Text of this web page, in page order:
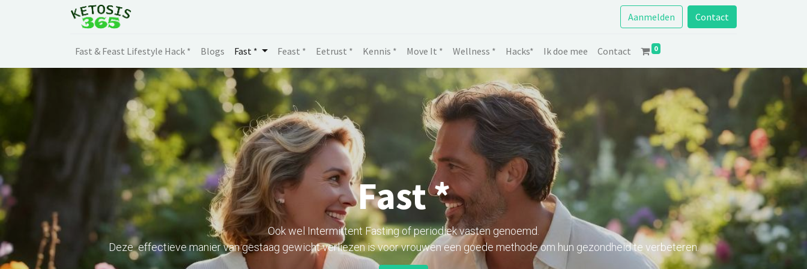
Aanmelden Contact
Fast & Feast Lifestyle Hack * Blogs Fast * Feast * Eetrust * Kennis * Move It * Wellness * Hacks* Ik doe mee Contact 0
Fast *
Ook wel Intermittent Fasting of periodiek vasten genoemd.
Deze effectieve manier van gestaag gewicht verliezen is voor vrouwen een goede methode om hun gezondheid te verbeteren.